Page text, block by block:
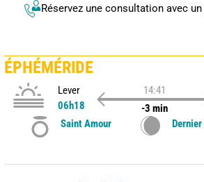
Réservez une consultation avec
ÉPHÉMÉRIDE
Lever
06h18
14:41
-3 min
Saint Amour